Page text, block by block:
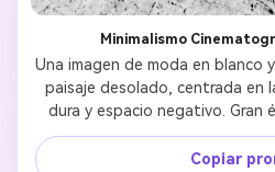
Minimalismo
Una imagen de moda en blanco
paisaje desolado, centrada en
dura y espacio negativo. Gran
Copiar